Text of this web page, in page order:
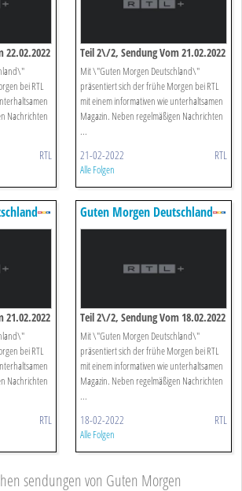
22.02.2022
bei RTL
Nachrichten
RTL
Teil 2\/2, Sendung Vom 21.02.2022
Mit \"Guten Morgen Deutschland\"
präsentiert sich der frühe Morgen bei RTL
mit einem informativen wie unterhaltsamen
Magazin. Neben regelmäßigen Nachrichten
...
21-02-2022 RTL
Alle Folgen
21.02.2022
bei RTL
Nachrichten
RTL
Guten Morgen Deutschland
Teil 2\/2, Sendung Vom 18.02.2022
Mit \"Guten Morgen Deutschland\"
präsentiert sich der frühe Morgen bei RTL
mit einem informativen wie unterhaltsamen
Magazin. Neben regelmäßigen Nachrichten
...
18-02-2022 RTL
Alle Folgen
sendungen von Guten Morgen